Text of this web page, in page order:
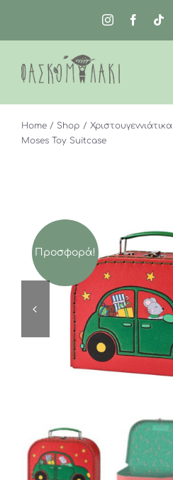
περιεχόμενο
Home Shop Χριστουγεννιάτικα
Moses Toy Suitcase
Προσφορά!